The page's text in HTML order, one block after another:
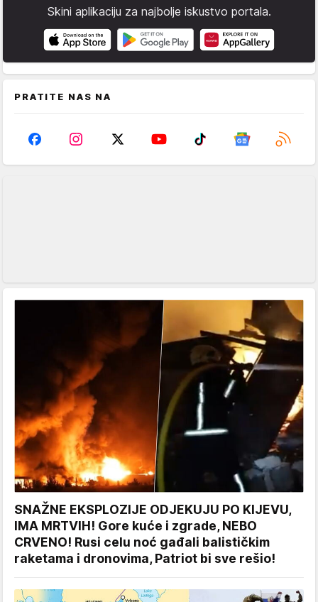
Skini aplikaciju za najbolje iskustvo portala.
PRATITE NAS NA
SNAŽNE EKSPLOZIJE ODJEKUJU PO KIJEVU,
IMA MRTVIH! Gore kuće i zgrade, NEBO
CRVENO! Rusi celu noć gađali balističkim
raketama i dronovima, Patriot bi sve rešio!